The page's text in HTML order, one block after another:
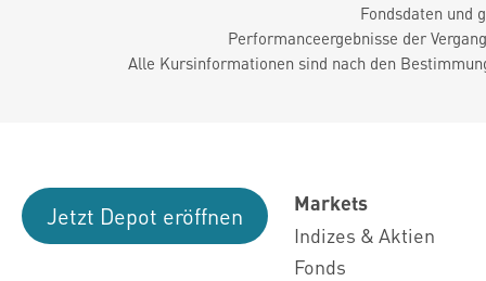
Fondsdaten und
Performanceergebnisse der
Alle Kursinformationen sind nach den
Jetzt Depot eröffnen
Markets
Indizes & Aktien
Fonds